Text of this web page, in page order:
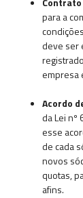
para a
deve ser
empresa
Acordo
da Lei nº
esse
de cada
novos
quotas,
afins.